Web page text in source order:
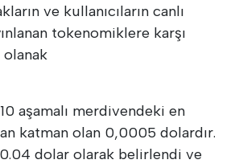
ve kullanıcıların canlı
tokenomiklere karşı
aşamalı merdivendeki en
katman olan 0,0005 dolardır.
0.04 dolar olarak belirlendi ve